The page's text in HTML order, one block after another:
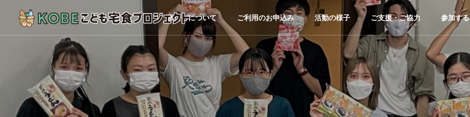
私たちについて ご利用のお申込み 活動の様子 ご支援・ご協力 参加する